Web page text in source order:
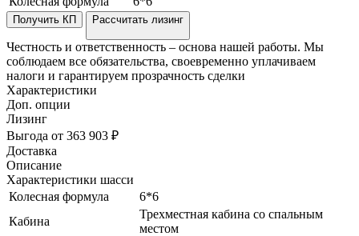
Получить КП Рассчитать лизинг
Честность и ответственность – основа нашей работы. Мы
соблюдаем все обязательства, своевременно уплачиваем
налоги и гарантируем прозрачность сделки
Характеристики
Доп. опции
Лизинг
Выгода от 363 903 ₽
Доставка
Описание
Характеристики шасси
Колесная формула
6*6
Кабина
Трехместная кабина со спальным
местом